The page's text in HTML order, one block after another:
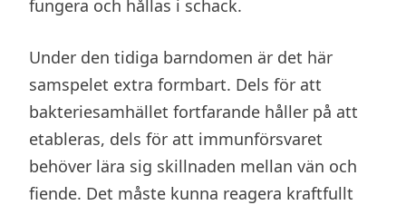
fungera och hållas i schack.
Under den tidiga barndomen är det här
samspelet extra formbart. Dels för att
bakteriesamhället fortfarande håller på att
etableras, dels för att immunförsvaret
behöver lära sig skillnaden mellan vän och
fiende. Det måste kunna reagera kraftfullt